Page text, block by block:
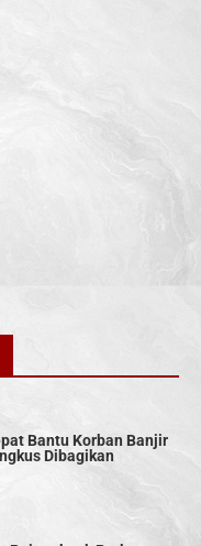
Bantu Korban Banjir
Dibagikan